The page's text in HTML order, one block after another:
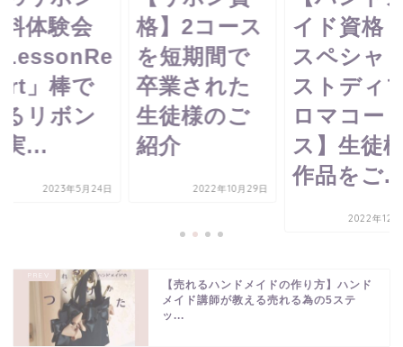
体験会
」棒で
リボン
...
2023年5月24日
格】2コース
を短期間で
卒業された
生徒様のご
紹介
2022年10月29日
イド資格
スペシャ
ストディ
ロマコー
ス】生徒
作品をご
2022年12
【売れるハンドメイドの作り方】ハンド
メイド講師が教える売れる為の5ステ
ッ...